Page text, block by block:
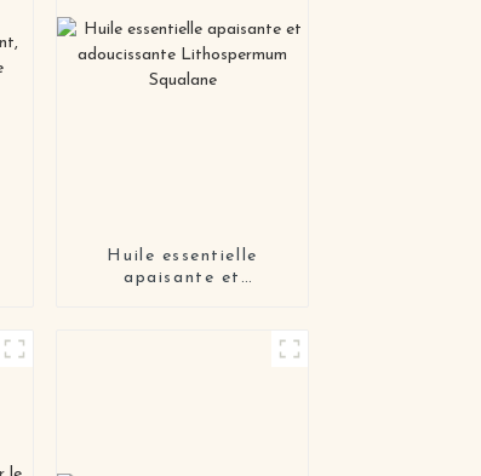
Huile essentielle
apaisante et